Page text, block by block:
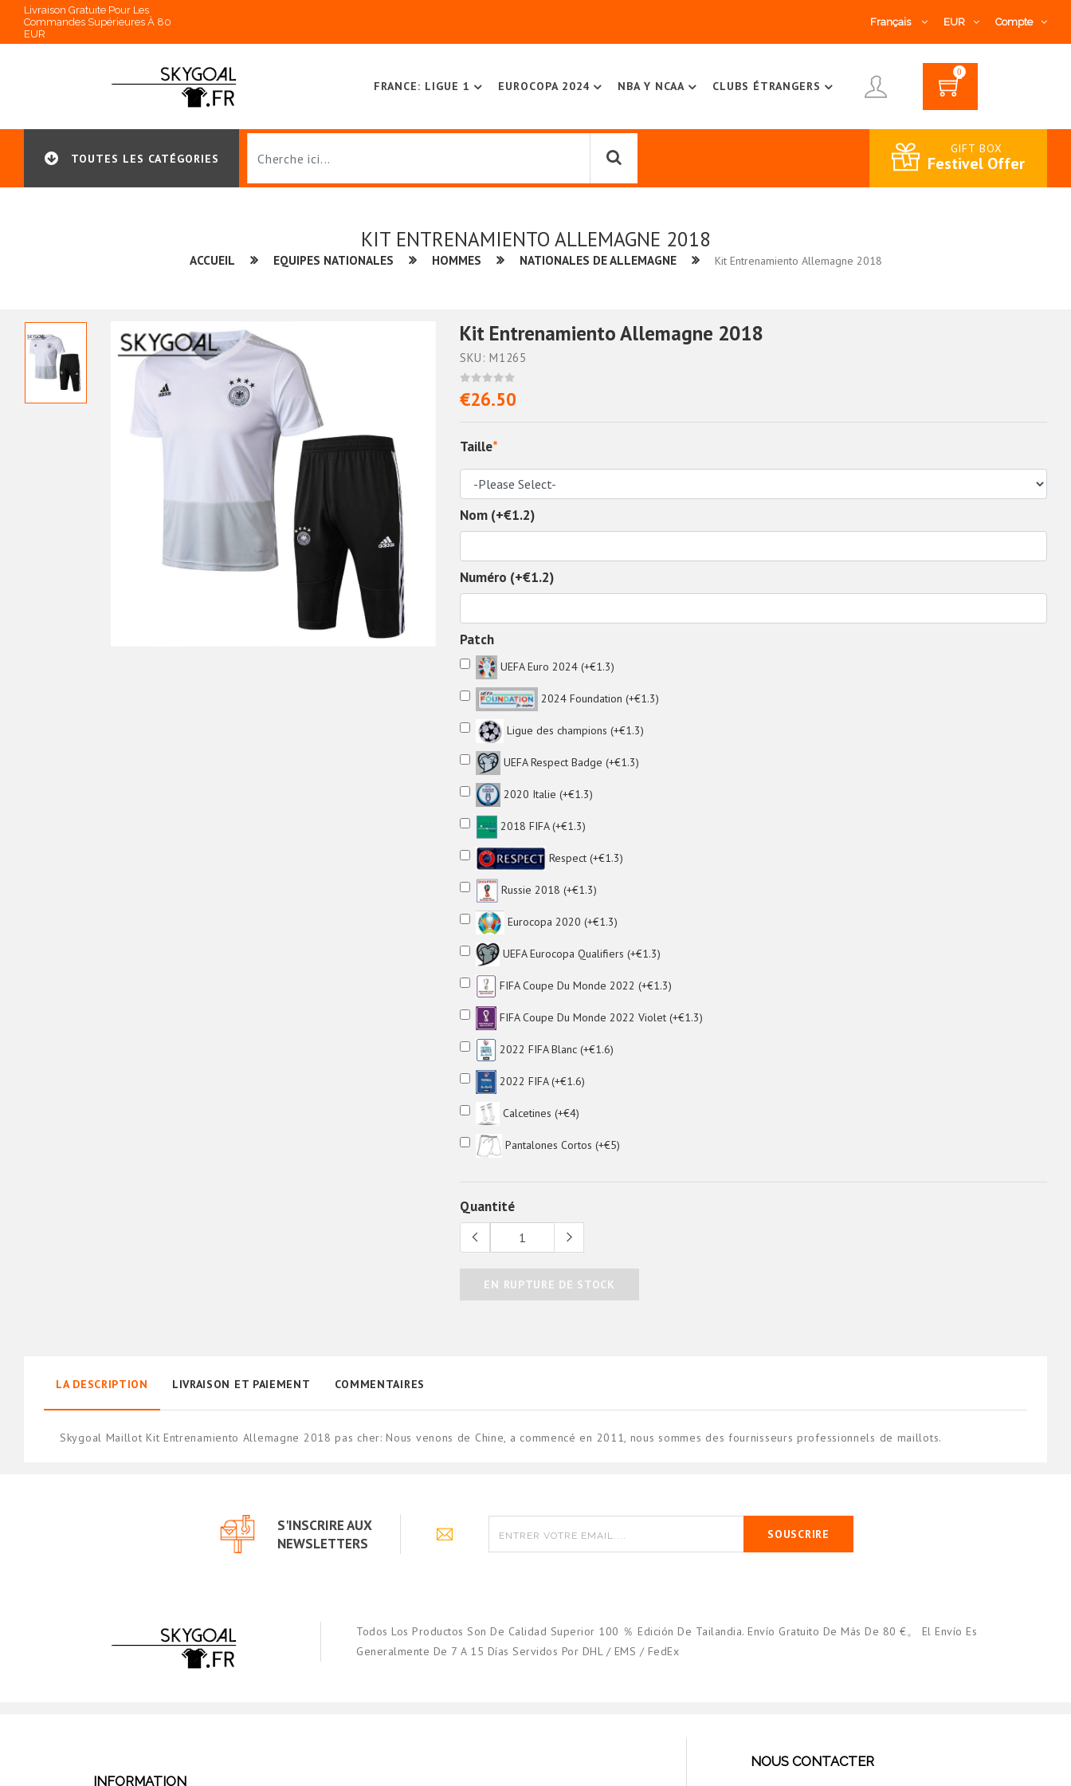
Livraison Gratuite Pour Les
Commandes Supérieures À 80
EUR
Français EUR Compte
FRANCE: LIGUE 1 EUROCOPA 2024 NBA Y NCAA CLUBS ÉTRANGERS
0
TOUTES LES CATÉGORIES
GIFT BOX
Festivel Offer
KIT ENTRENAMIENTO ALLEMAGNE 2018
ACCUEIL EQUIPES NATIONALES HOMMES NATIONALES DE ALLEMAGNE Kit Entrenamiento Allemagne 2018
Kit Entrenamiento Allemagne 2018
SKU: M1265
€26.50
Taille*
Nom (+€1.2)
Numéro (+€1.2)
Patch
UEFA Euro 2024 (+€1.3)
2024 Foundation (+€1.3)
Ligue des champions (+€1.3)
UEFA Respect Badge (+€1.3)
2020 Italie (+€1.3)
2018 FIFA (+€1.3)
Respect (+€1.3)
Russie 2018 (+€1.3)
Eurocopa 2020 (+€1.3)
UEFA Eurocopa Qualifiers (+€1.3)
FIFA Coupe Du Monde 2022 (+€1.3)
FIFA Coupe Du Monde 2022 Violet (+€1.3)
2022 FIFA Blanc (+€1.6)
2022 FIFA (+€1.6)
Calcetines (+€4)
Pantalones Cortos (+€5)
Quantité
EN RUPTURE DE STOCK
LA DESCRIPTION LIVRAISON ET PAIEMENT COMMENTAIRES
Skygoal Maillot Kit Entrenamiento Allemagne 2018 pas cher: Nous venons de Chine, a commencé en 2011, nous sommes des fournisseurs professionnels de maillots.
S'INSCRIRE AUX
NEWSLETTERS
SOUSCRIRE
Todos Los Productos Son De Calidad Superior 100 ％ Edición De Tailandia. Envío Gratuito De Más De 80 €。 El Envío Es
Generalmente De 7 A 15 Días Servidos Por DHL / EMS / FedEx
INFORMATION
NOUS CONTACTER